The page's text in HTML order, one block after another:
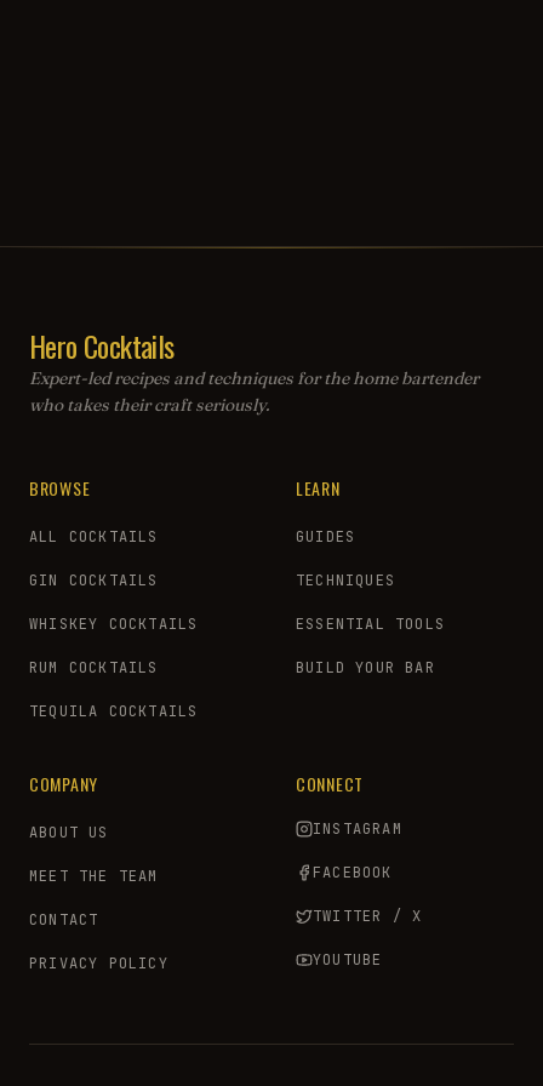
Hero Cocktails
Expert-led recipes and techniques for the home bartender
who takes their craft seriously.
BROWSE
ALL COCKTAILS
GIN COCKTAILS
WHISKEY COCKTAILS
RUM COCKTAILS
TEQUILA COCKTAILS
LEARN
GUIDES
TECHNIQUES
ESSENTIAL TOOLS
BUILD YOUR BAR
COMPANY
ABOUT US
MEET THE TEAM
CONTACT
PRIVACY POLICY
CONNECT
INSTAGRAM
FACEBOOK
TWITTER / X
YOUTUBE